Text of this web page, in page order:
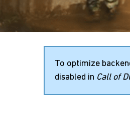
To optimize
disabled in Call of